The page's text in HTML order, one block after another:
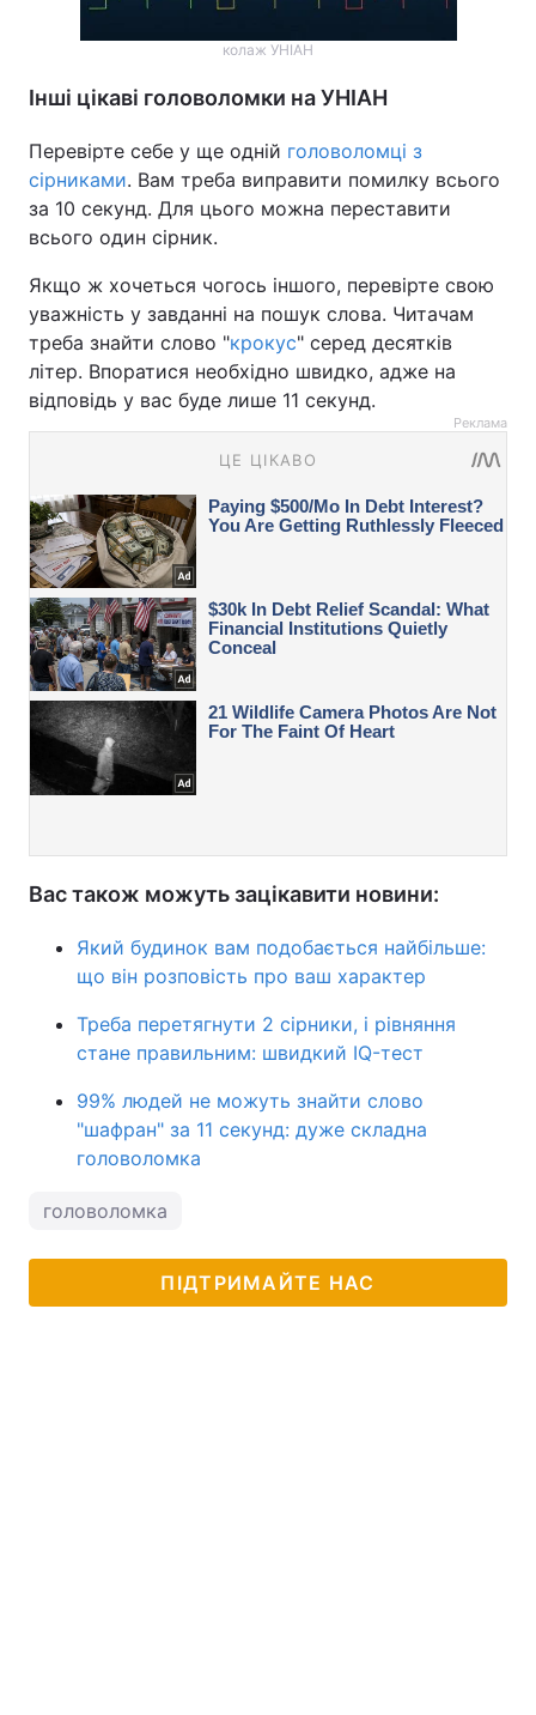
колаж УНІАН
Інші цікаві головоломки на УНІАН
Перевірте себе у ще одній головоломці з
сірниками. Вам треба виправити помилку всього
за 10 секунд. Для цього можна переставити
всього один сірник.
Якщо ж хочеться чогось іншого, перевірте свою
уважність у завданні на пошук слова. Читачам
треба знайти слово "крокус" серед десятків
літер. Впоратися необхідно швидко, адже на
відповідь у вас буде лише 11 секунд.
Реклама
Вас також можуть зацікавити новини:
Який будинок вам подобається найбільше:
що він розповість про ваш характер
Треба перетягнути 2 сірники, і рівняння
стане правильним: швидкий IQ-тест
99% людей не можуть знайти слово
"шафран" за 11 секунд: дуже складна
головоломка
головоломка
ПІДТРИМАЙТЕ НАС